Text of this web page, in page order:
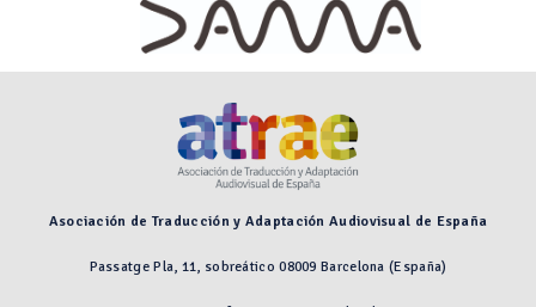
Asociación de Traducción y Adaptación Audiovisual de España
Passatge Pla, 11, sobreático 08009 Barcelona (España)